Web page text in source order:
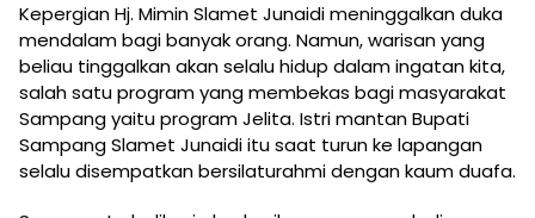
Kepergian Hj. Mimin Slamet Junaidi meninggalkan duka
mendalam bagi banyak orang. Namun, warisan yang
beliau tinggalkan akan selalu hidup dalam ingatan kita,
salah satu program yang membekas bagi masyarakat
Sampang yaitu program Jelita. Istri mantan Bupati
Sampang Slamet Junaidi itu saat turun ke lapangan
selalu disempatkan bersilaturahmi dengan kaum duafa.